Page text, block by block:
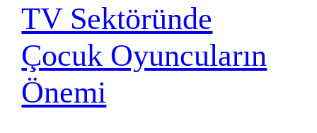
TV Sektöründe
Çocuk Oyuncuların
Önemi